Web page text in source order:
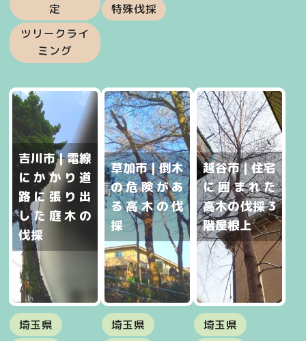
定
ツリークライ
ミング
特殊伐採
吉川市 | 電線
にかかり道
路に張り出
した庭木の
伐採
埼玉県
草加市 | 倒木
の危険があ
る高木の伐
採
埼玉県
越谷市 | 住宅
に囲まれた
高木の伐採 3
階屋根上
埼玉県